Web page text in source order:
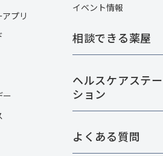
プリ
ー
イベント情報
相談できる薬屋
ヘルスケアステー
ション
よくある質問